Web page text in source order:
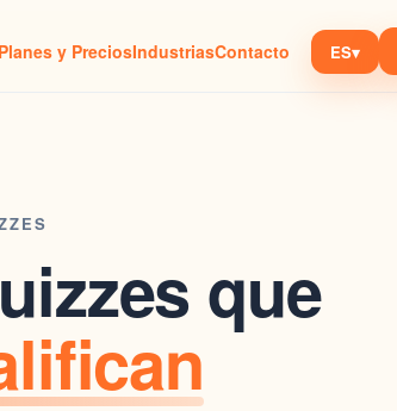
y PreciosIndustriasContacto ES▾
que